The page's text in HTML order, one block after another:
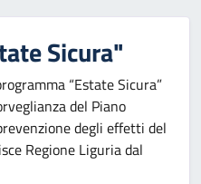
Sicura"
“Estate Sicura”
del Piano
degli effetti del
Regione Liguria dal